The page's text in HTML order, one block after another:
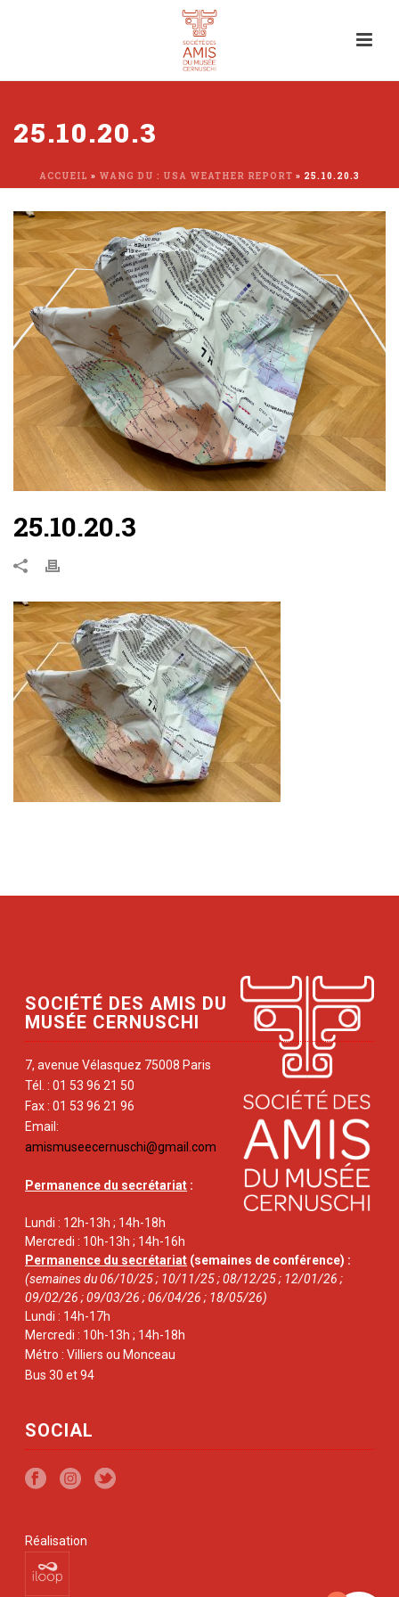
25.10.20.3
ACCUEIL » WANG DU : USA WEATHER REPORT » 25.10.20.3
25.10.20.3
SOCIÉTÉ DES AMIS DU
MUSÉE CERNUSCHI
7, avenue Vélasquez 75008 Paris
Tél. : 01 53 96 21 50
Fax : 01 53 96 21 96
Email:
amismuseecernuschi@gmail.com
Permanence du secrétariat :
Lundi : 12h-13h ; 14h-18h
Mercredi : 10h-13h ; 14h-16h
Permanence du secrétariat (semaines de conférence) :
(semaines du 06/10/25 ; 10/11/25 ; 08/12/25 ; 12/01/26 ;
09/02/26 ; 09/03/26 ; 06/04/26 ; 18/05/26)
Lundi : 14h-17h
Mercredi : 10h-13h ; 14h-18h
Métro : Villiers ou Monceau
Bus 30 et 94
SOCIAL
Réalisation